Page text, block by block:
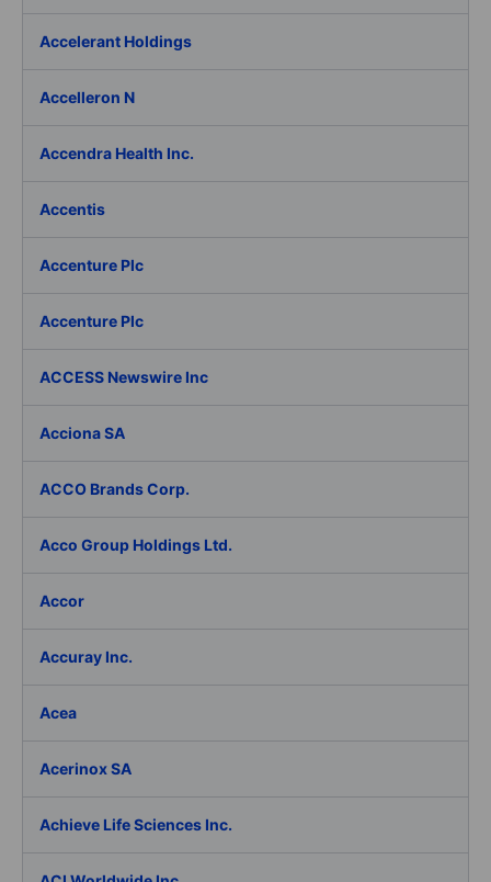
Accelerant Holdings
Accelleron N
Accendra Health Inc.
Accentis
Accenture Plc
Accenture Plc
ACCESS Newswire Inc
Acciona SA
ACCO Brands Corp.
Acco Group Holdings Ltd.
Accor
Accuray Inc.
Acea
Acerinox SA
Achieve Life Sciences Inc.